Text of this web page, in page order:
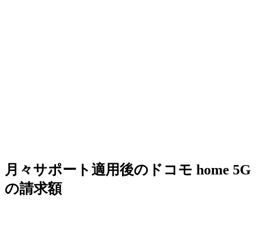
月々サポート適用後のドコモ home 5G
の請求額